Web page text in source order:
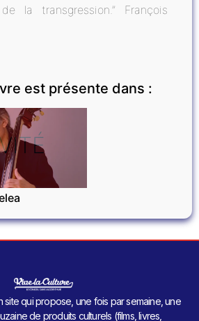
la transgression.” François
est présente dans :
site qui propose, une fois par semaine, une
de produits culturels (films, livres,